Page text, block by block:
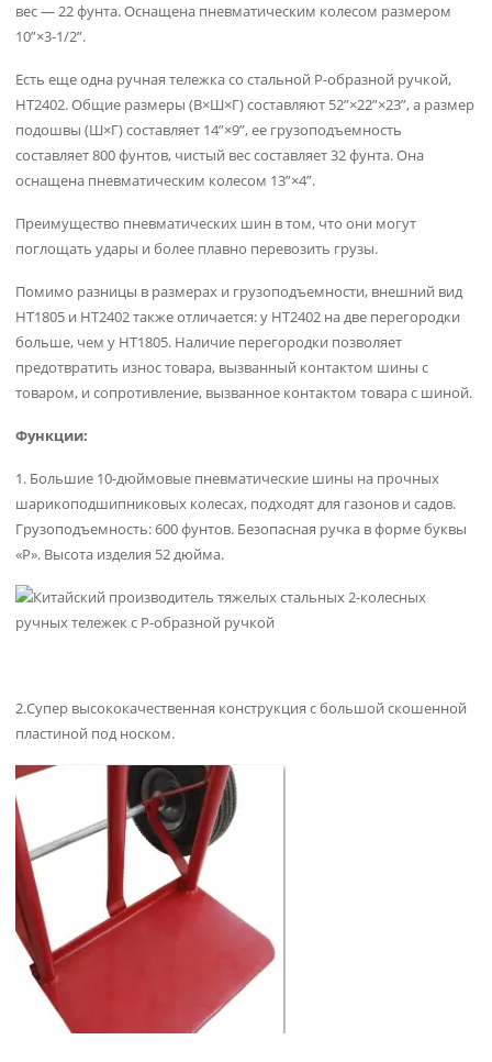
вес — 22 фунта. Оснащена пневматическим колесом размером
10”×3-1/2”.
Есть еще одна ручная тележка со стальной P-образной ручкой,
HT2402. Общие размеры (В×Ш×Г) составляют 52”×22”×23”, а размер
подошвы (Ш×Г) составляет 14”×9”, ее грузоподъемность
составляет 800 фунтов, чистый вес составляет 32 фунта. Она
оснащена пневматическим колесом 13”×4”.
Преимущество пневматических шин в том, что они могут
поглощать удары и более плавно перевозить грузы.
Помимо разницы в размерах и грузоподъемности, внешний вид
HT1805 и HT2402 также отличается: у HT2402 на две перегородки
больше, чем у HT1805. Наличие перегородки позволяет
предотвратить износ товара, вызванный контактом шины с
товаром, и сопротивление, вызванное контактом товара с шиной.
Функции:
1. Большие 10-дюймовые пневматические шины на прочных
шарикоподшипниковых колесах, подходят для газонов и садов.
Грузоподъемность: 600 фунтов. Безопасная ручка в форме буквы
«P». Высота изделия 52 дюйма.
2.Супер высококачественная конструкция с большой скошенной
пластиной под носком.